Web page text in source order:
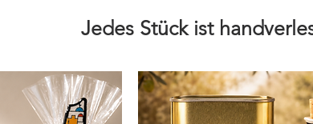
Jedes Stück ist